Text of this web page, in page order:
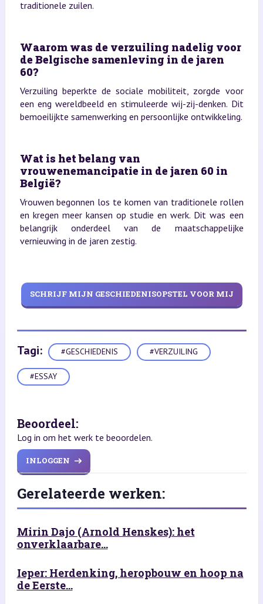
traditionele zuilen.
Waarom was de verzuiling nadelig voor
de Belgische samenleving in de jaren
60?
Verzuiling beperkte de sociale mobiliteit, zorgde voor
een eng wereldbeeld en stimuleerde wij-zij-denken. Dit
bemoeilijkte samenwerking en persoonlijke ontwikkeling.
Wat is het belang van
vrouwenemancipatie in de jaren 60 in
België?
Vrouwen begonnen los te komen van traditionele rollen
en kregen meer kansen op studie en werk. Dit was een
belangrijk onderdeel van de maatschappelijke
vernieuwing in de jaren zestig.
SCHRIJF MIJN GESCHIEDENISOPSTEL VOOR MIJ
Tagi: #GESCHIEDENIS #VERZUILING
#ESSAY
Beoordeel:
Log in om het werk te beoordelen.
INLOGGEN
Gerelateerde werken:
Mirin Dajo (Arnold Henskes): het
onverklaarbare...
Ieper: Herdenking, heropbouw en hoop na
de Eerste...